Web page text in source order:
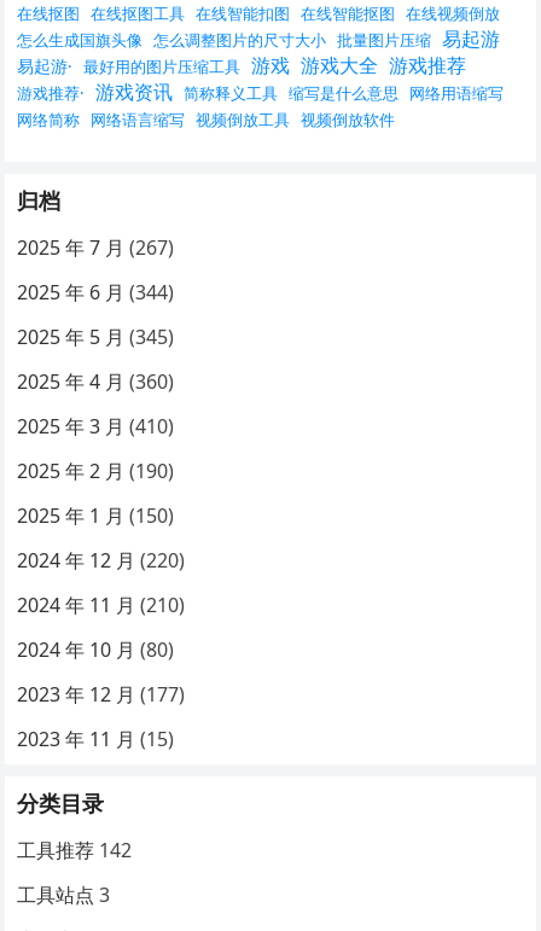
在线抠图 在线抠图工具 在线智能扣图 在线智能抠图 在线视频倒放
怎么生成国旗头像 怎么调整图片的尺寸大小 批量图片压缩 易起游
易起游· 最好用的图片压缩工具 游戏 游戏大全 游戏推荐
游戏推荐· 游戏资讯 简称释义工具 缩写是什么意思
网络用语缩写
网络简称 网络语言缩写 视频倒放工具 视频倒放软件
归档
2025 年 7 月 (267)
2025 年 6 月 (344)
2025 年 5 月 (345)
2025 年 4 月 (360)
2025 年 3 月 (410)
2025 年 2 月 (190)
2025 年 1 月 (150)
2024 年 12 月 (220)
2024 年 11 月 (210)
2024 年 10 月 (80)
2023 年 12 月 (177)
2023 年 11 月 (15)
分类目录
工具推荐 142
工具站点 3